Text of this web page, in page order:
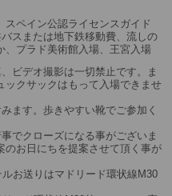
スペイン公認ライセンスガイド
スまたは地下鉄移動費、流しの
、プラド美術館入場、王宮入場
ビデオ撮影は一切禁止です。ま
ックサックはもって入場できませ
ます。歩きやすい靴でご参加く
でクローズになる事がございま
のお日にちを提案させて頂く事が
お送りはマドリード環状線M30